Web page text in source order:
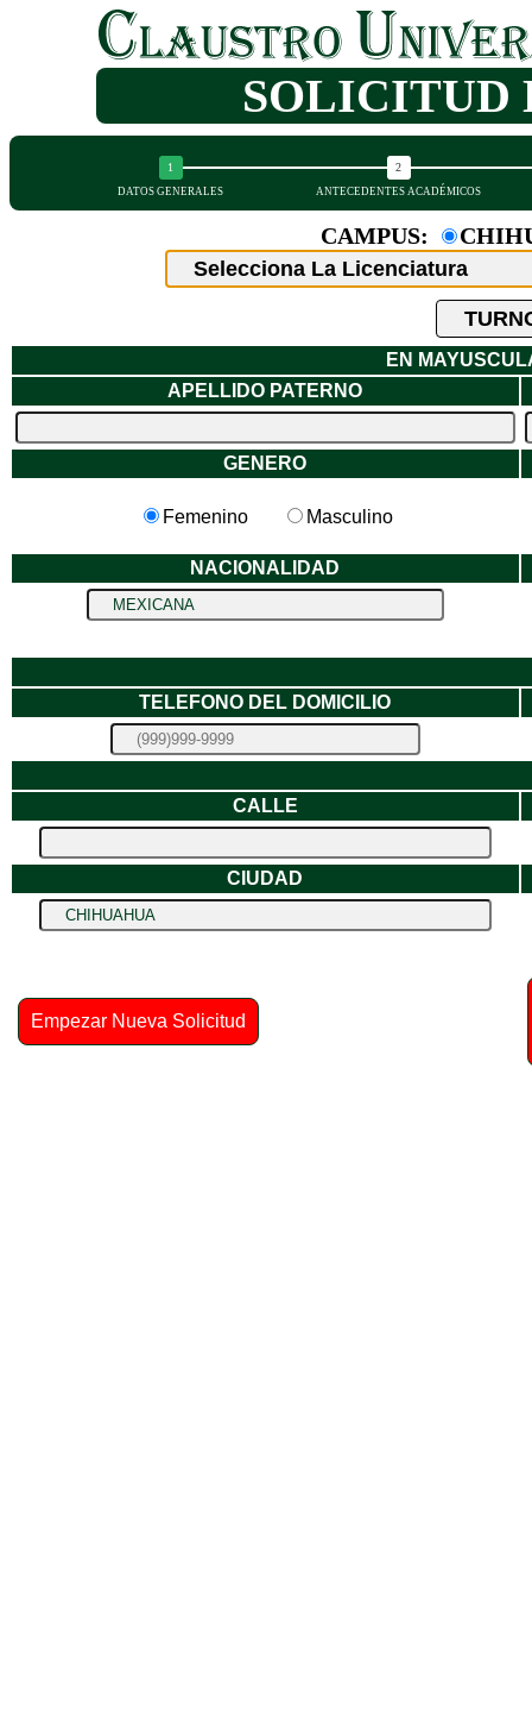
SOLICITUD
DATOS GENERALES ANTECEDENTES ACADÉMICOS
CAMPUS:
EN
APELLIDO PATERNO
GENERO
Femenino Masculino
NACIONALIDAD
TELEFONO DEL DOMICILIO
CALLE
CIUDAD
Empezar Nueva Solicitud